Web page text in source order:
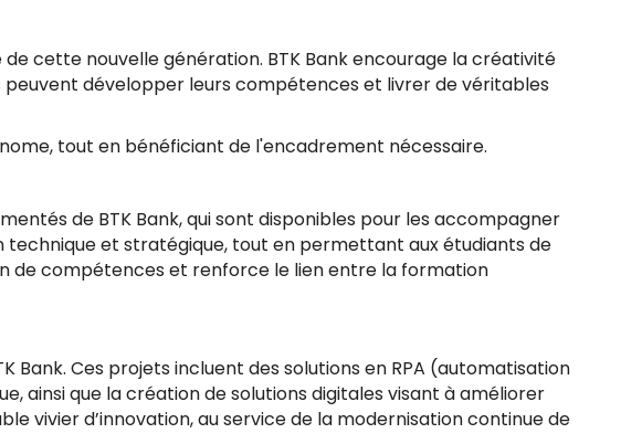
cette nouvelle génération. BTK Bank encourage la créativité
développer leurs compétences et livrer de véritables
tout en bénéficiant de l'encadrement nécessaire.
de BTK Bank, qui sont disponibles pour les accompagner
technique et stratégique, tout en permettant aux étudiants de
de compétences et renforce le lien entre la formation
Ces projets incluent des solutions en RPA (automatisation
ainsi que la création de solutions digitales visant à améliorer
vivier d’innovation, au service de la modernisation continue de